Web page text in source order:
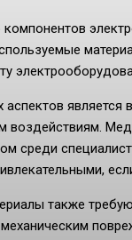
воздействиям.
среди
также